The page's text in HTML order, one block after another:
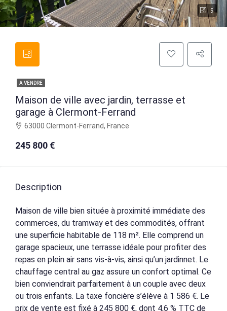
9
A VENDRE
Maison de ville avec jardin, terrasse et
garage à Clermont-Ferrand
63000 Clermont-Ferrand, France
245 800 €
Description
Maison de ville bien située à proximité immédiate des
commerces, du tramway et des commodités, offrant
une superficie habitable de 118 m². Elle comprend un
garage spacieux, une terrasse idéale pour profiter des
repas en plein air sans vis-à-vis, ainsi qu’un jardinnet. Le
chauffage central au gaz assure un confort optimal. Ce
bien conviendrait parfaitement à un couple avec deux
ou trois enfants. La taxe foncière s’élève à 1 586 €. Le
prix de vente est fixé à 245 800 €, dont 4,6 % TTC de